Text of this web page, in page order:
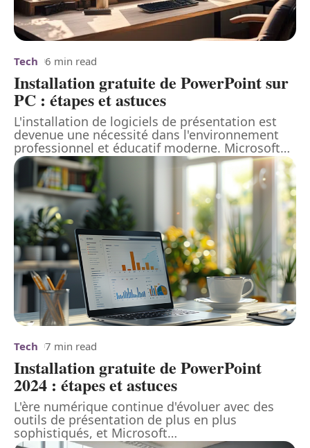
Tech 6 min read
Installation gratuite de PowerPoint sur
PC : étapes et astuces
L'installation de logiciels de présentation est
devenue une nécessité dans l'environnement
professionnel et éducatif moderne. Microsoft…
Tech 7 min read
Installation gratuite de PowerPoint
2024 : étapes et astuces
L'ère numérique continue d'évoluer avec des
outils de présentation de plus en plus
sophistiqués, et Microsoft…